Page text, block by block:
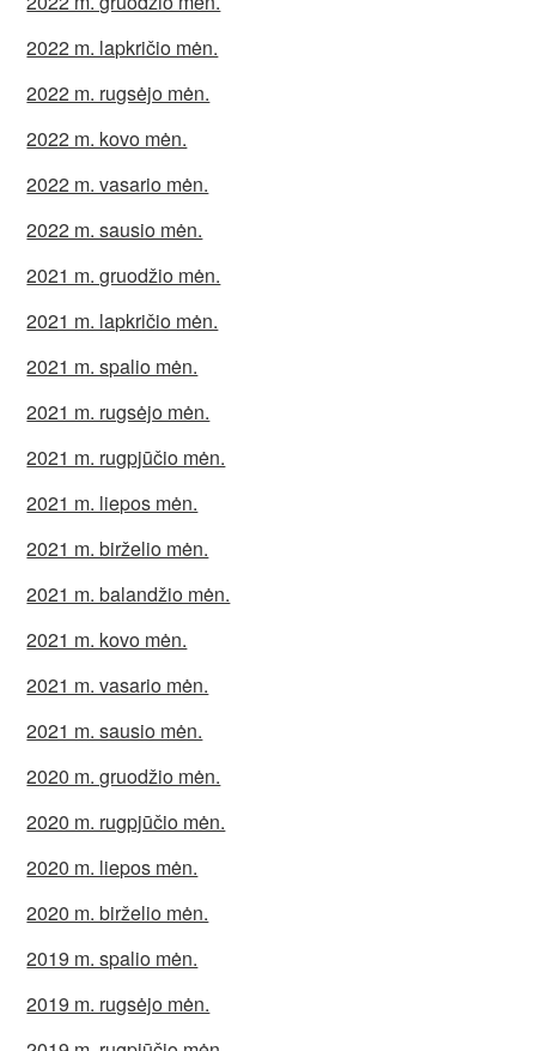
2022 m. lapkričio mėn.
2022 m. rugsėjo mėn.
2022 m. kovo mėn.
2022 m. vasario mėn.
2022 m. sausio mėn.
2021 m. gruodžio mėn.
2021 m. lapkričio mėn.
2021 m. spalio mėn.
2021 m. rugsėjo mėn.
2021 m. rugpjūčio mėn.
2021 m. liepos mėn.
2021 m. birželio mėn.
2021 m. balandžio mėn.
2021 m. kovo mėn.
2021 m. vasario mėn.
2021 m. sausio mėn.
2020 m. gruodžio mėn.
2020 m. rugpjūčio mėn.
2020 m. liepos mėn.
2020 m. birželio mėn.
2019 m. spalio mėn.
2019 m. rugsėjo mėn.